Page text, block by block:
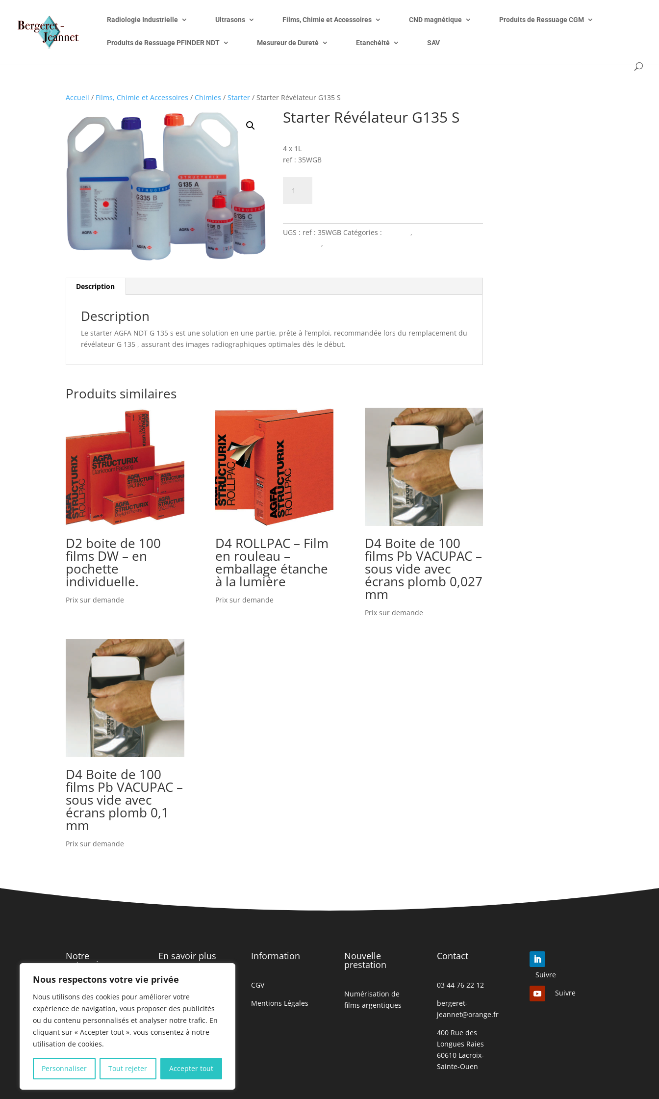
Nous respectons votre vie privée
Nous utilisons des cookies pour améliorer votre
expérience de navigation, vous proposer des publicités
ou du contenu personnalisés et analyser notre trafic. En
cliquant sur « Accepter tout », vous consentez à notre
utilisation de cookies.
Personnaliser Tout rejeter Accepter tout
Radiologie Industrielle Ultrasons Films, Chimie et Accessoires CND magnétique Produits de Ressuage CGM
Produits de Ressuage PFINDER NDT Mesureur de Dureté Etanchéité SAV
Accueil / Films, Chimie et Accessoires / Chimies /Starter / Starter Révélateur G135 S
Starter Révélateur G135 S
4 x 1L
ref : 35WGB
UGS : ref : 35WGB Catégories : ,
,
Description
Description
Le starter AGFA NDT G 135 s est une solution en une partie, prête à l’emploi, recommandée lors du remplacement du
révélateur G 135 , assurant des images radiographiques optimales dès le début.
Produits similaires
D2 boite de 100
films DW – en
pochette
individuelle.
Prix sur demande
D4 ROLLPAC – Film
en rouleau –
emballage étanche
à la lumière
Prix sur demande
D4 Boite de 100
films Pb VACUPAC –
sous vide avec
écrans plomb 0,027
mm
Prix sur demande
D4 Boite de 100
films Pb VACUPAC –
sous vide avec
écrans plomb 0,1
mm
Prix sur demande
Notre
entreprise
Qui sommes-nous
?
Nos implantations
Historique
En savoir plus
Notre maison
mère
Plan du site
Nos partenaires
Information
CGV
Mentions Légales
Nouvelle
prestation
Numérisation de
films argentiques
Contact
03 44 76 22 12
bergeret-
jeannet@orange.fr
400 Rue des
Longues Raies
60610 Lacroix-
Sainte-Ouen
Suivre
Suivre